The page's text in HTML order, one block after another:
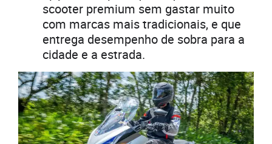
scooter premium sem gastar muito
com marcas mais tradicionais, e que
entrega desempenho de sobra para a
cidade e a estrada.